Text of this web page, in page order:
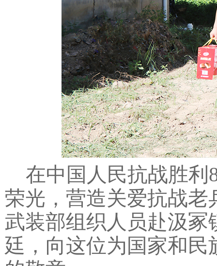
在中国人民抗战胜利
荣光，营造关爱抗战老
武装部组织人员赴汲
廷，向这位为国家和